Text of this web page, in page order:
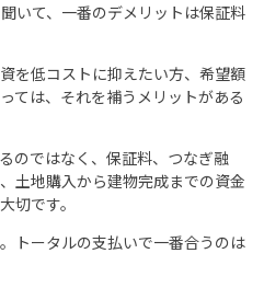
いて、一番のデメリットは保証料
を低コストに抑えたい方、希望額
ては、それを補うメリットがある
のではなく、保証料、つなぎ融
土地購入から建物完成までの資金
切です。
トータルの支払いで一番合うのは